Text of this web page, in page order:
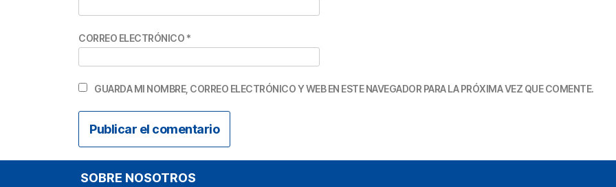
CORREO ELECTRÓNICO *
GUARDA MI NOMBRE, CORREO ELECTRÓNICO Y WEB EN ESTE NAVEGADOR PARA LA PRÓXIMA VEZ QUE COMENTE.
SOBRE NOSOTROS